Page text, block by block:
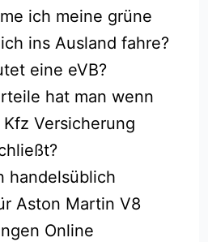
ich meine grüne
ins Ausland fahre?
eine eVB?
hat man wenn
Versicherung
handelsüblich
Aston Martin V8
Online